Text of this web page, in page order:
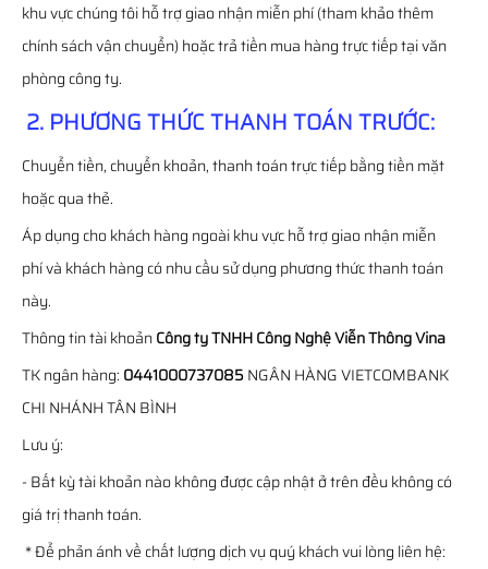
khu vực chúng tôi hỗ trợ giao nhận miễn phí (tham khảo thêm
chính sách vận chuyển) hoặc trả tiền mua hàng trực tiếp tại văn
phòng công ty.
2. PHƯƠNG THỨC THANH TOÁN TRƯỚC:
Chuyển tiền, chuyển khoản, thanh toán trực tiếp bằng tiền mặt
hoặc qua thẻ.
Áp dụng cho khách hàng ngoài khu vực hỗ trợ giao nhận miễn
phí và khách hàng có nhu cầu sử dụng phương thức thanh toán
này.
Thông tin tài khoảnCông ty TNHH Công Nghệ Viễn Thông Vina
TK ngân hàng: 0441000737085NGÂN HÀNG VIETCOMBANK
CHI NHÁNH TÂN BÌNH
Lưu ý:
- Bất kỳ tài khoản nào không được cập nhật ở trên đều không có
giá trị thanh toán.
* Để phản ánh về chất lượng dịch vụ quý khách vui lòng liên hệ: